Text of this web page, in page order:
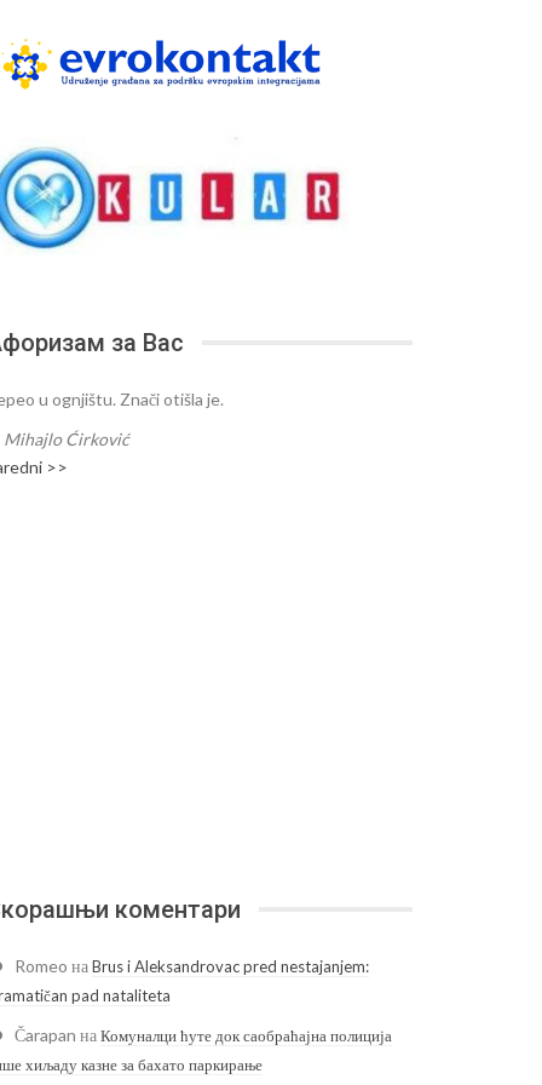
за Вас
u ognjištu. Znači otišla je.
Mihajlo Ćirković
>>
коментари
Romeo наBrus i Aleksandrovac pred nestajanjem:
pad nataliteta
Čarapan наКомуналци ћуте док саобраћајна полиција
хиљаду казне за бахато паркирање